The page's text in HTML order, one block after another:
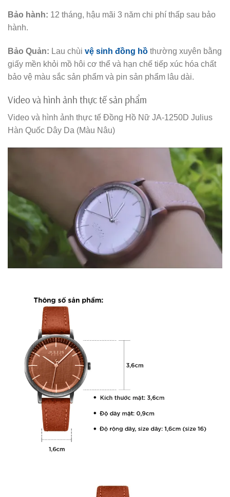
Bảo hành: 12 tháng, hậu mãi 3 năm chi phí thấp sau bảo
hành.
Bảo Quản: Lau chùi vệ sinh đồng hồ thường xuyên bằng
giấy mền khỏi mồ hôi cơ thể và hạn chế tiếp xúc hóa chất
bảo vệ màu sắc sản phẩm và pin sản phẩm lâu dài.
Video và hình ảnh thực tế sản phẩm
Video và hình ảnh thực tế Đồng Hồ Nữ JA-1250D Julius
Hàn Quốc Dây Da (Màu Nâu)